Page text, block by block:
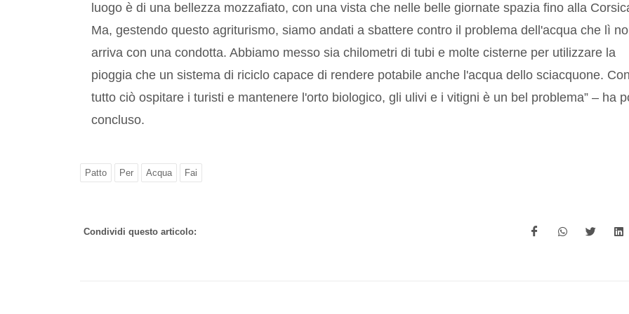
luogo è di una bellezza mozzafiato, con una vista che nelle belle giornate spazia fino alla
Ma, gestendo questo agriturismo, siamo andati a sbattere contro il problema dell'acqua che lì
arriva con una condotta. Abbiamo messo sia chilometri di tubi e molte cisterne per utilizzare la
pioggia che un sistema di riciclo capace di rendere potabile anche l'acqua dello sciacquone. Con
tutto ciò ospitare i turisti e mantenere l'orto biologico, gli ulivi e i vitigni è un bel problema” – ha
concluso.
Patto Per Acqua Fai
Condividi questo articolo: